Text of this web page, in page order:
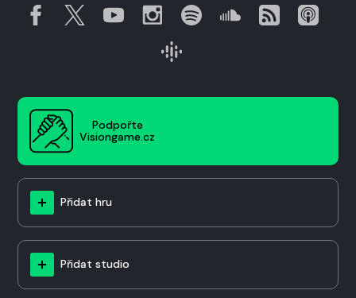
Podpořte
Visiongame.cz
Přidat hru
Přidat studio